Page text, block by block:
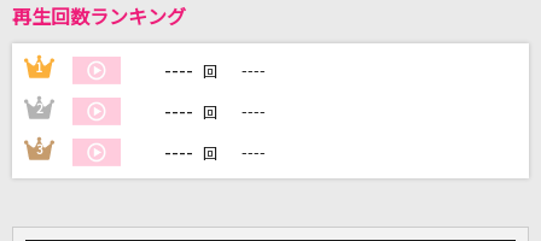
DAMに会員登録・ログインして
カラオケをもっと楽しもう！
再生回数ランキング
1 ---- 回 ----
2 ---- 回 ----
3 ---- 回 ----